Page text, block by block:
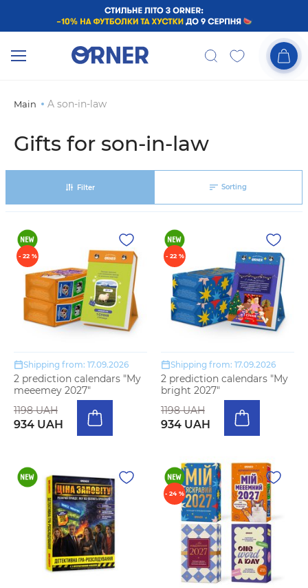
Main A son-in-law
Gifts for son-in-law
Filter Sorting
- 22 %
Shipping from: 17.09.2026
2 prediction calendars "My
meeemey 2027"
1198 UAH
934 UAH
- 22 %
Shipping from: 17.09.2026
2 prediction calendars "My
bright 2027"
1198 UAH
934 UAH
- 24 %